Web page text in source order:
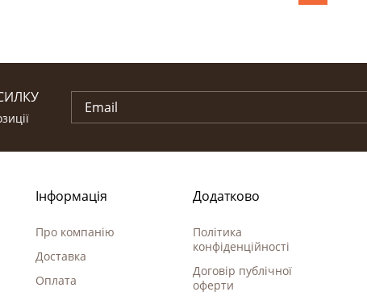
Інформація
Про компанію
Доставка
Оплата
Додатково
Політика
конфіденційності
Договір публічної
оферти